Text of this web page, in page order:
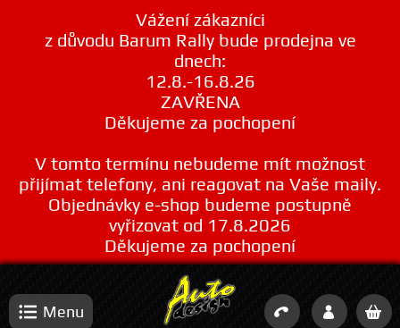
Vážení zákazníci
z důvodu Barum Rally bude prodejna ve
dnech:
12.8.-16.8.26
ZAVŘENA
Děkujeme za pochopení
V tomto termínu nebudeme mít možnost
přijímat telefony, ani reagovat na Vaše maily.
Objednávky e-shop budeme postupně
vyřizovat od 17.8.2026
Děkujeme za pochopení
Menu